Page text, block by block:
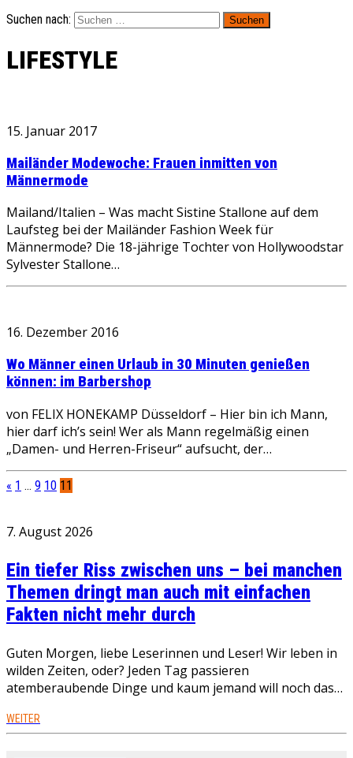
Suchen nach:
LIFESTYLE
15. Januar 2017
Mailänder Modewoche: Frauen inmitten von
Männermode
Mailand/Italien – Was macht Sistine Stallone auf dem
Laufsteg bei der Mailänder Fashion Week für
Männermode? Die 18-jährige Tochter von Hollywoodstar
Sylvester Stallone…
16. Dezember 2016
Wo Männer einen Urlaub in 30 Minuten genießen
können: im Barbershop
von FELIX HONEKAMP Düsseldorf – Hier bin ich Mann,
hier darf ich’s sein! Wer als Mann regelmäßig einen
„Damen- und Herren-Friseur“ aufsucht, der…
« 1 … 9 10 11
7. August 2026
Ein tiefer Riss zwischen uns – bei manchen
Themen dringt man auch mit einfachen
Fakten nicht mehr durch
Guten Morgen, liebe Leserinnen und Leser! Wir leben in
wilden Zeiten, oder? Jeden Tag passieren
atemberaubende Dinge und kaum jemand will noch das…
WEITER